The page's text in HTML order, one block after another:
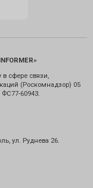
сфере связи,
(Роскомнадзор) 05
60943.
ул. Руднева 26.